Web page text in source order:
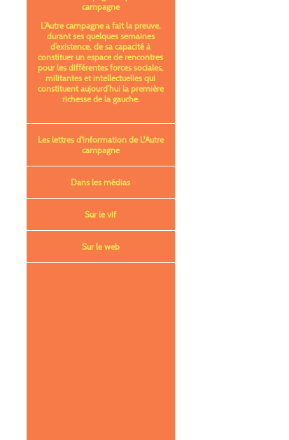
campagne
L’Autre campagne a fait la preuve,
durant ses quelques semaines
d’existence, de sa capacité à
constituer un espace de rencontres
pour les différentes forces sociales,
militantes et intellectuelles qui
constituent aujourd’hui la première
richesse de la gauche.
Les lettres d'information de L'Autre
campagne
Dans les médias
Sur le vif
Sur le web